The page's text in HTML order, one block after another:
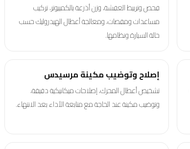
فحص وتربيط العفشة، وزن أذرعة بالكمبيوتر، تركيب
مساعدات ومقصات، ومعالجة أعطال الهيدروليك حسب
حالة السيارة ونظامها.
إصلاح وتوضيب مكينة مرسيدس
تشخيص أعطال المحرك، إصلاحات ميكانيكية دقيقة،
وتوضيب مكينة عند الحاجة مع متابعة الأداء بعد الانتهاء.